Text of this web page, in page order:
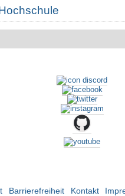
Barrierefreiheit Kontakt